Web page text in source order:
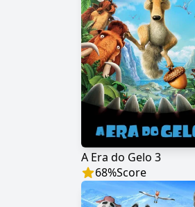
A Era do Gelo 3
68%Score